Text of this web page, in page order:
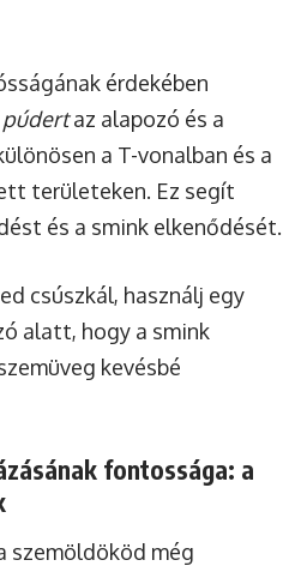
érdekében
az alapozó és a
a T-vonalban és a
területeken. Ez segít
és a smink elkenődését.
csúszkál, használj egy
alatt, hogy a smink
kevésbé
fontossága: a
szemöldököd még